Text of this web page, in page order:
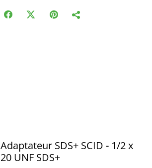
Adaptateur SDS+ SCID - 1/2 x
20 UNF SDS+